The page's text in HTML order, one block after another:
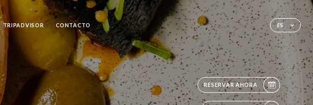
ES
TRIPADVISOR CONTACTO
RESERVAR AHORA